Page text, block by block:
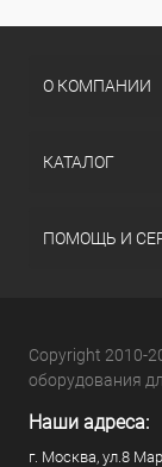
О КОМПАНИИ
КАТАЛОГ
ПОМОЩЬ И
Copyright 2010-
оборудования
Наши адреса:
г. Москва, ул.8